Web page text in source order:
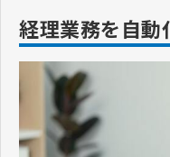
経理業務を自